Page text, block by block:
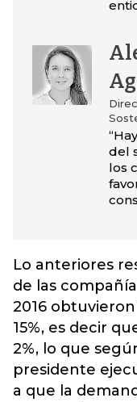
del
los
Lo anteriores
de las
2016 obtuvieron
15%, es decir
2%, lo que
presidente
a que la